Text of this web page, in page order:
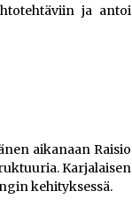
ja antoi
aikanaan Raisio
Karjalaisen
kehityksessä.